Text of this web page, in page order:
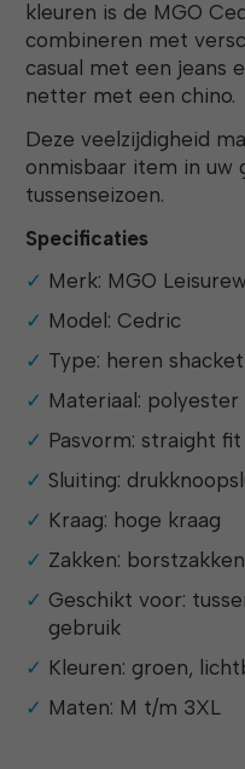
kleuren is de MGO
combineren met
casual met een jeans
netter met een chino.
Deze veelzijdigheid
onmisbaar item in uw
tussenseizoen.
Specificaties
Merk: MGO
Model: Cedric
Type: heren
Materiaal:
Pasvorm: straight fit
Sluiting:
Kraag: hoge kraag
Zakken:
Geschikt voor:
gebruik
Kleuren: groen,
Maten: M t/m 3XL